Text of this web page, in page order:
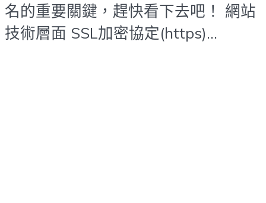
名的重要關鍵，趕快看下去吧！ 網站
技術層面 SSL加密協定(https)...